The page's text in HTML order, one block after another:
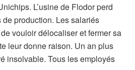
L’usine de Flodor perd
production. Les salariés
vouloir délocaliser et fermer sa
leur donne raison. Un an plus
insolvable. Tous les employés